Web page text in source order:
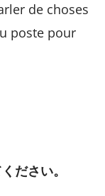
de choses
poste pour
ださい。